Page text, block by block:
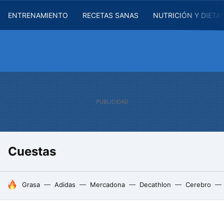
ENTRENAMIENTO RECETAS SANAS NUTRICIÓN Y
Cuestas
HOY SE HABLA DE
Grasa Adidas Mercadona Decathlon Cerebro